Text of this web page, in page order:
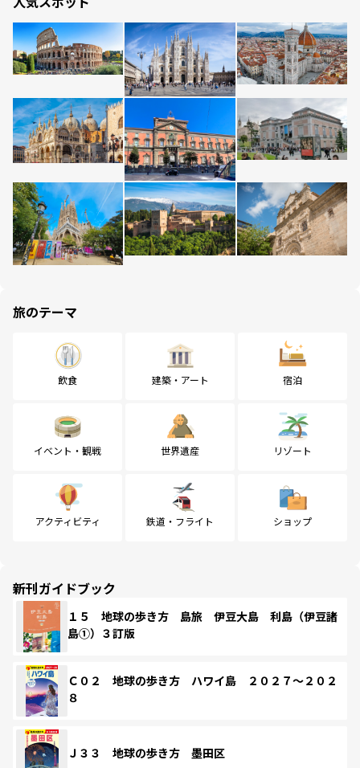
旅のテーマ
飲食 建築・アート 宿泊
イベント・観戦 世界遺産 リゾート
アクティビティ 鉄道・フライト ショップ
新刊ガイドブック
１５ 地球の歩き方 島旅 伊豆大島 利島（伊豆諸
島①）３訂版
Ｃ０２ 地球の歩き方 ハワイ島 ２０２７～２０２
８
Ｊ３３ 地球の歩き方 墨田区